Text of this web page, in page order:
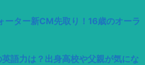
ーター新CM先取り！16歳のオーラ
語力は？出身高校や父親が気にな